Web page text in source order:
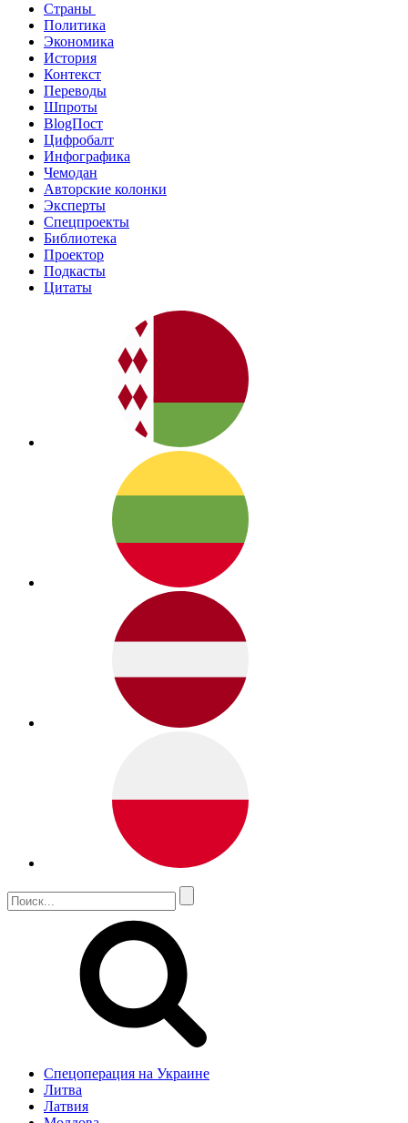
Страны
Политика
Экономика
История
Контекст
Переводы
Шпроты
BlogПост
Цифробалт
Инфографика
Чемодан
Авторские колонки
Эксперты
Спецпроекты
Библиотека
Проектор
Подкасты
Цитаты
Спецоперация на Украине
Литва
Латвия